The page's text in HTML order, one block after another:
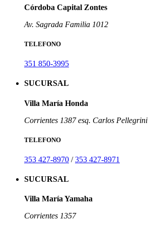
Córdoba Capital Zontes
Av. Sagrada Familia 1012
TELEFONO
351 850-3995
SUCURSAL
Villa María Honda
Corrientes 1387 esq. Carlos Pellegrini
TELEFONO
353 427-8970 /353 427-8971
SUCURSAL
Villa María Yamaha
Corrientes 1357